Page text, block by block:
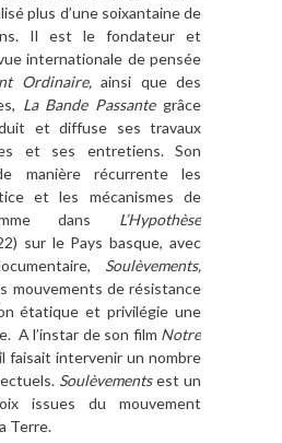
plus d’une soixantaine de
Il est le fondateur et
internationale de pensée
Ordinaire,ainsi que des
La Bande Passantegrâce
et diffuse ses travaux
et ses entretiens. Son
manière récurrente les
et les mécanismes de
dans L’Hypothèse
sur le Pays basque, avec
Soulèvements,
mouvements de résistance
étatique et privilégie une
A l’instar de son film Notre
faisait intervenir un nombre
Soulèvementsest un
issues du mouvement
Terre.